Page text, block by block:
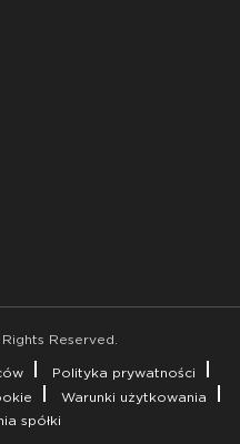
Reserved.
Polityka prywatności
Warunki użytkowania
spółki